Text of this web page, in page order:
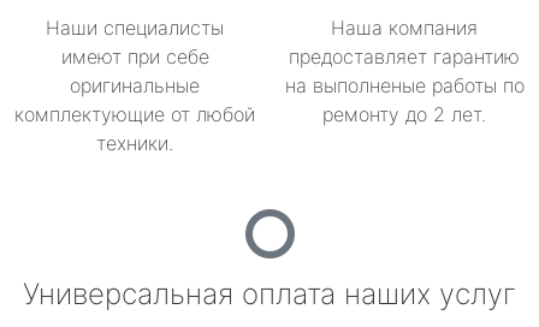
Наши специалисты
имеют при себе
оригинальные
комплектующие от любой
техники.
Наша компания
предоставляет гарантию
на выполненые работы по
ремонту до 2 лет.
Универсальная оплата наших услуг